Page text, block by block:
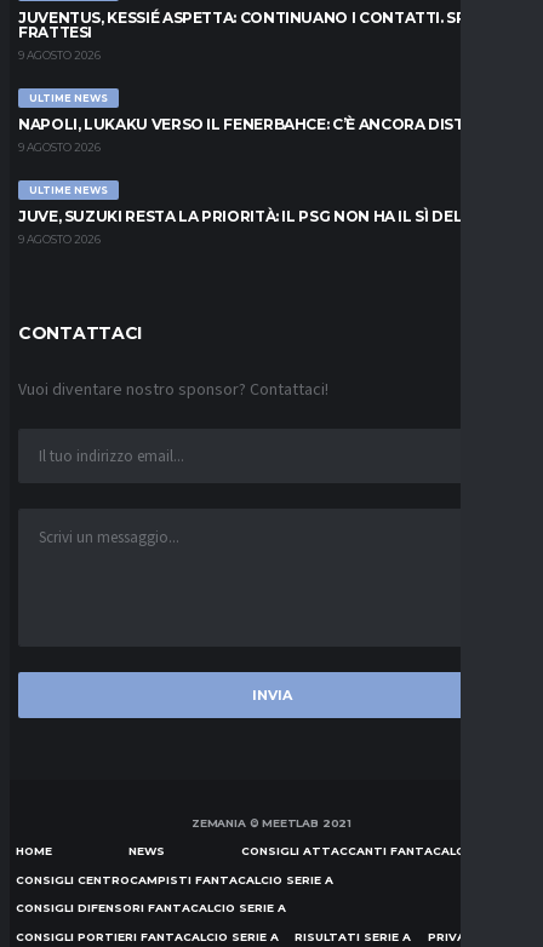
JUVENTUS, KESSIÉ ASPETTA: CONTINUANO I CONTATTI. SPUNTA
FRATTESI
9 AGOSTO 2026
ULTIME NEWS
NAPOLI, LUKAKU VERSO IL FENERBAHCE: C’È ANCORA DISTANZA
9 AGOSTO 2026
ULTIME NEWS
JUVE, SUZUKI RESTA LA PRIORITÀ: IL PSG NON HA IL SÌ DEL PARMA
9 AGOSTO 2026
CONTATTACI
Vuoi diventare nostro sponsor? Contattaci!
ZEMANIA © MEETLAB 2021
HOME NEWS CONSIGLI ATTACCANTI FANTACALCIO SERIE A
CONSIGLI CENTROCAMPISTI FANTACALCIO SERIE A
CONSIGLI DIFENSORI FANTACALCIO SERIE A
CONSIGLI PORTIERI FANTACALCIO SERIE A RISULTATI SERIE A PRIVACY POLICY